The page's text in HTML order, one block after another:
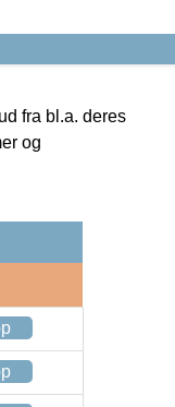
fra bl.a. deres
og